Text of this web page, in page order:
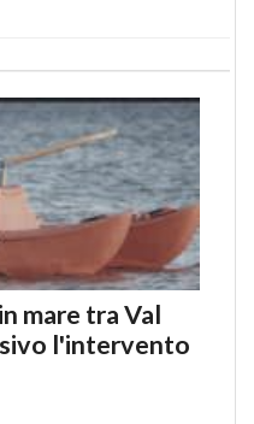
mare tra Val
l'intervento